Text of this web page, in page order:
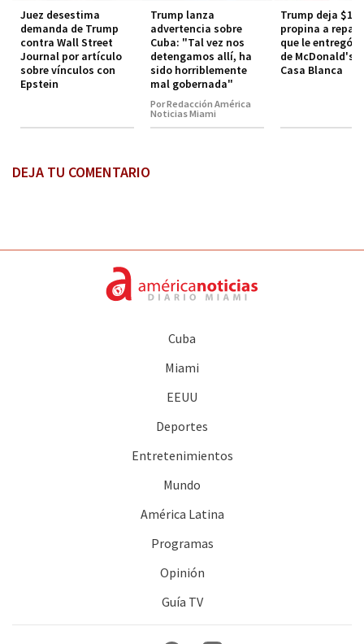
Juez desestima
demanda de Trump
contra Wall Street
Journal por artículo
sobre vínculos con
Epstein
Trump lanza
advertencia sobre
Cuba: "Tal vez nos
detengamos allí, ha
sido horriblemente
mal gobernada"
Por Redacción América
Noticias Miami
Trump deja
propina a
que le entregó
de McDonald's
Casa Blanca
DEJA TU COMENTARIO
Cuba
Miami
EEUU
Deportes
Entretenimientos
Mundo
América Latina
Programas
Opinión
Guía TV